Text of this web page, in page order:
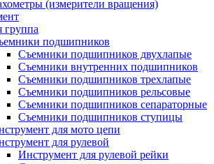
(измерители вращения)
группа
подшипников
Съемники подшипников двухлапые
Съемники внутренних подшипников
Съемники подшипников трехлапые
Съемники подшипников рельсовые
Съемники подшипников сепараторные
Съемники подшипников ступицы
для мото цепи
для рулевой
Инструмент для рулевой рейки